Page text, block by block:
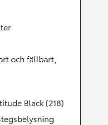
och fällbart,
Black (218)